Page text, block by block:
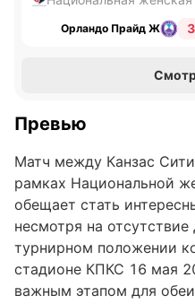
Орландо Прайд Ж
Превью
Матч между Канзас
рамках Национальной
обещает стать
несмотря на
турнирном положении
стадионе КПКС 16 мая
важным этапом для